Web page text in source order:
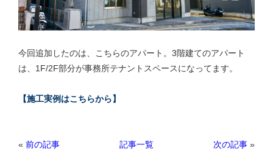
今回追加したのは、こちらのアパート。3階建てのアパート
は、1F/2F部分が事務所テナントスペースになってます。
【施工実例はこちらから】
記事一覧
« 前の記事 次の記事 »